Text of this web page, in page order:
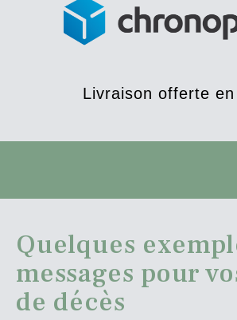
Livraison offerte
Quelques
messages pour
de décès